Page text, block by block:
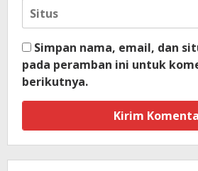
Simpan nama, email, dan
pada peramban ini untuk
berikutnya.